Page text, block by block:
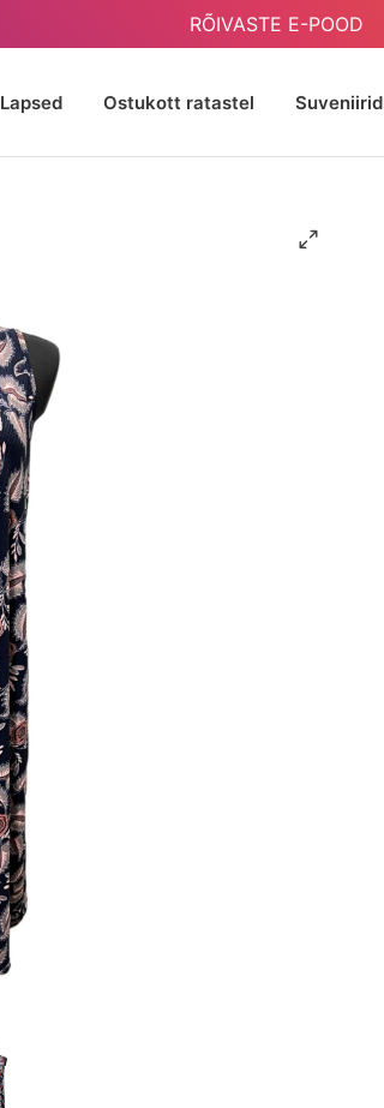
RÕIVASTE E-POOD
Lapsed Ostukott ratastel Suveniirid